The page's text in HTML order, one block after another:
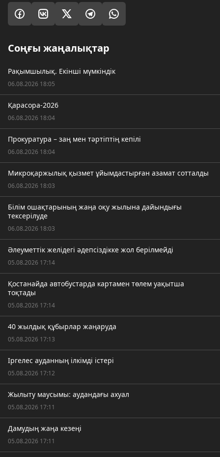
Соңғы жаңалықтар
Рақымшылық. Екінші мүмкіндік
06.08.2026 18:05
Қарасора-2026
06.08.2026 18:04
Прокуратура – заң мен тәртіптің кепілі
06.08.2026 18:04
Микроқаржылық қызмет ұйымдастырған азамат сотталды
06.08.2026 18:03
Білім ошақтарының жаңа оқу жылына дайындығы
тексерілуде
06.08.2026 18:03
Әлеуметтік желідегі әдепсіздікке жол берілмейді
05.08.2026 17:14
Қостанайда автобустарда картамен төлем уақытша
тоқтады
05.08.2026 17:14
40 жылдық құбырлар жаңаруда
05.08.2026 17:13
Іргелес ауданның ілкімді істері
05.08.2026 17:12
Жылыту маусымы: аудандағы ахуал
05.08.2026 17:11
Дамудың жаңа кезеңі
05.08.2026 17:11